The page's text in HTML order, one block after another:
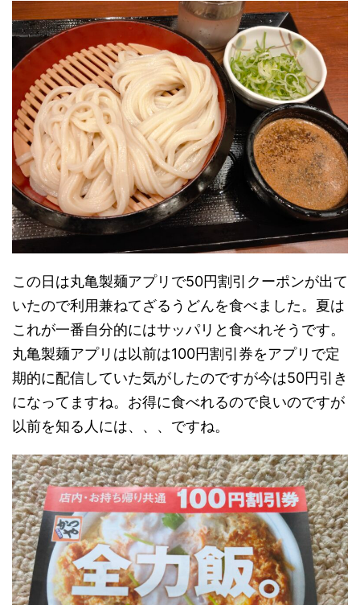
この日は丸亀製麺アプリで50円割引クーポンが出て
いたので利用兼ねてざるうどんを食べました。夏は
これが一番自分的にはサッパリと食べれそうです。
丸亀製麺アプリは以前は100円割引券をアプリで定
期的に配信していた気がしたのですが今は50円引き
になってますね。お得に食べれるので良いのですが
以前を知る人には、、、ですね。